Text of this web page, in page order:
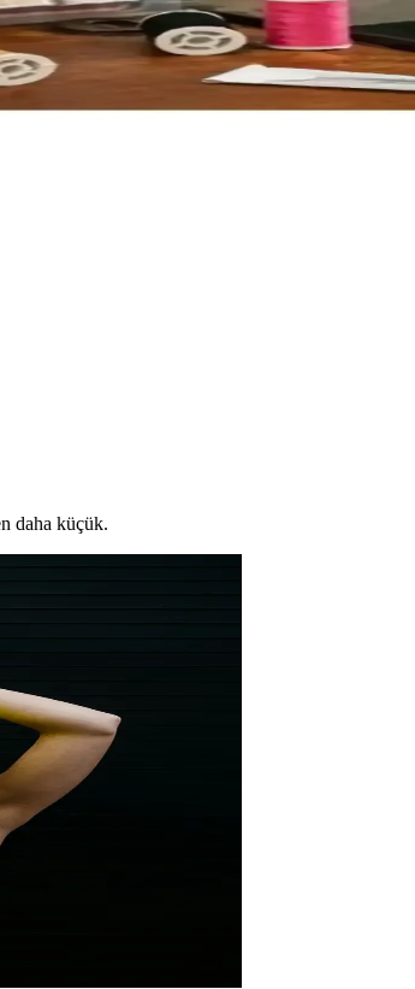
Dikiş Deneyimi Sağlayın
yeni başlayanlar ve deneyimli kullanıcılar
İçin Pratik ve Taşınabilir Dikiş Seti
daha küçük.